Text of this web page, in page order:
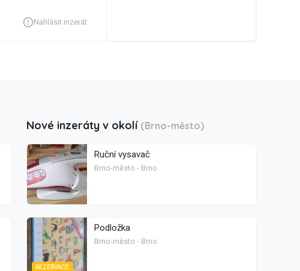
Nahlásit inzerát
Nové inzeráty v okolí (Brno-město)
Ruční vysavač
Brno-město - Brno
REZERVACE
Podložka
Brno-město - Brno